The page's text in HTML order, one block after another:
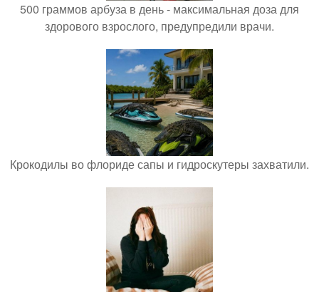
500 граммов арбуза в день - максимальная доза для
здорового взрослого, предупредили врачи.
Крокодилы во флориде сапы и гидроскутеры захватили.